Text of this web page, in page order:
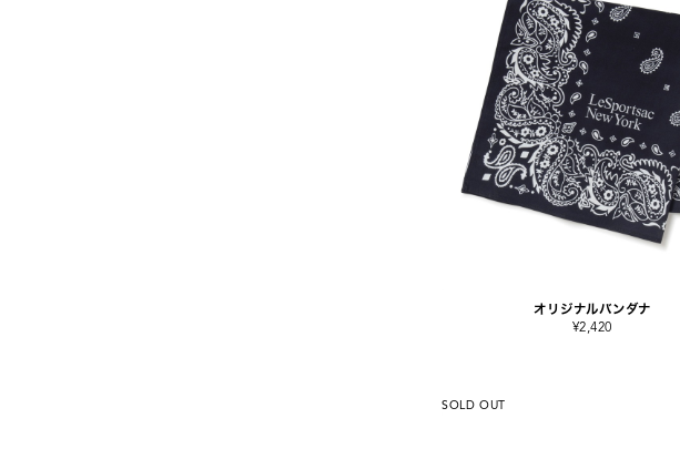
オリジナルバンダナ
¥2,420
SOLD OUT